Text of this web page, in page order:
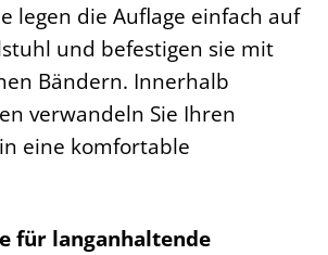
legen die Auflage einfach auf
und befestigen sie mit
Bändern. Innerhalb
verwandeln Sie Ihren
eine komfortable
für langanhaltende